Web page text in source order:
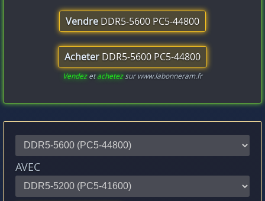
Vendre DDR5-5600 PC5-44800
Acheter DDR5-5600 PC5-44800
Vendezetachetezsur www.labonneram.fr
AVEC